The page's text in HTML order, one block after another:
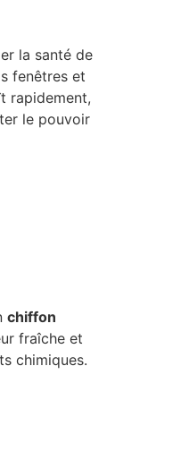
la santé de
fenêtres et
rapidement,
le pouvoir
chiffon
fraîche et
chimiques.